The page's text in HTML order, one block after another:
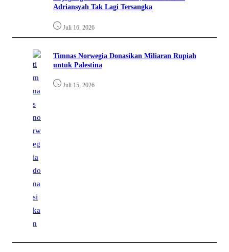
Adriansyah Tak Lagi Tersangka
Juli 16, 2026
Timnas Norwegia Donasikan Miliaran Rupiah
untuk Palestina
Juli 15, 2026